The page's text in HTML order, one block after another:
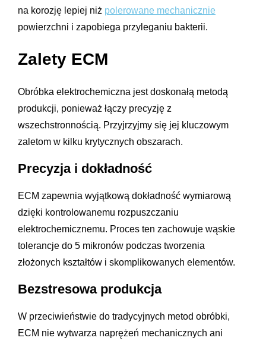
na korozję lepiej niż polerowane mechanicznie
powierzchni i zapobiega przyleganiu bakterii.
Zalety ECM
Obróbka elektrochemiczna jest doskonałą metodą
produkcji, ponieważ łączy precyzję z
wszechstronnością. Przyjrzyjmy się jej kluczowym
zaletom w kilku krytycznych obszarach.
Precyzja i dokładność
ECM zapewnia wyjątkową dokładność wymiarową
dzięki kontrolowanemu rozpuszczaniu
elektrochemicznemu. Proces ten zachowuje wąskie
tolerancje do 5 mikronów podczas tworzenia
złożonych kształtów i skomplikowanych elementów.
Bezstresowa produkcja
W przeciwieństwie do tradycyjnych metod obróbki,
ECM nie wytwarza naprężeń mechanicznych ani